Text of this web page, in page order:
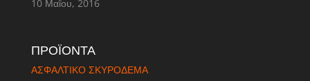
10 Μαΐου, 2016
ΠΡΟΪΟΝΤΑ
ΑΣΦΑΛΤΙΚΟ ΣΚΥΡΟΔΕΜΑ